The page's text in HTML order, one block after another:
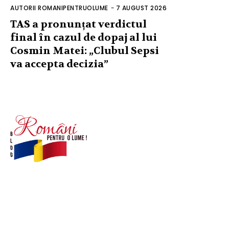
AUTORII ROMANIPENTRUOLUME - 7 AUGUST 2026
TAS a pronunțat verdictul
final în cazul de dopaj al lui
Cosmin Matei: „Clubul Sepsi
va accepta decizia”